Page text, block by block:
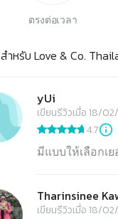
ตรงต่อเวลา
สำหรับ Love & Co.
yUi
เขียนรีวิวเมื่อ 18/
4.7
มีแบบให้เลือกเ
Tharinsinee
เขียนรีวิวเมื่อ 18/